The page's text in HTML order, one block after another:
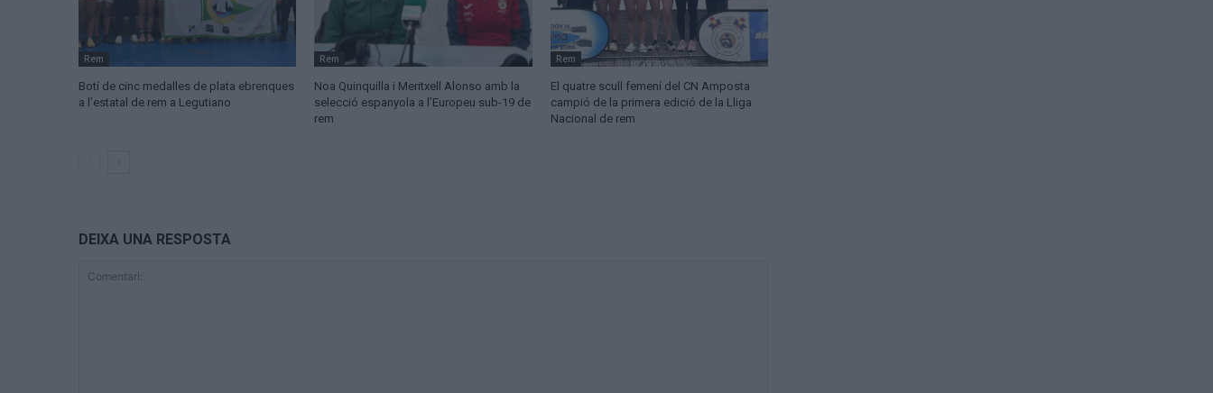
Rem
Botí de cinc medalles de plata ebrenques
a l’estatal de rem a Legutiano
Rem
Noa Quinquilla i Meritxell Alonso amb la
selecció espanyola a l’Europeu sub-19 de
rem
Rem
El quatre scull femení del CN Amposta
campió de la primera edició de la Lliga
Nacional de rem
DEIXA UNA RESPOSTA